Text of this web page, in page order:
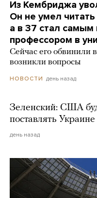
Из Кембриджа
Он не умел читать
а в 37 стал
профессором в
Сейчас его обвинили
возникли вопросы
НОВОСТИ день назад
Зеленский: США
поставлять
день назад